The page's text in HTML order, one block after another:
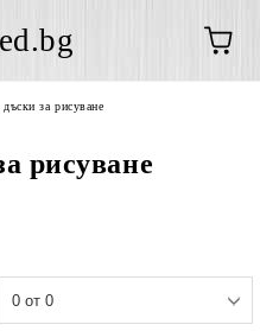
за рисуване
рисуване